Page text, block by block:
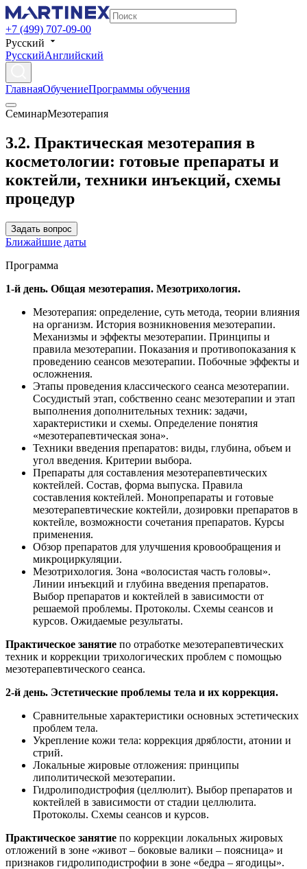
+7 (499) 707-09-00
Русский
РусскийАнглийский
ГлавнаяОбучениеПрограммы обучения
СеминарМезотерапия
3.2. Практическая мезотерапия в
косметологии: готовые препараты и
коктейли, техники инъекций, схемы
процедур
Задать вопрос
Ближайшие даты
Программа
1-й день. Общая мезотерапия. Мезотрихология.
Мезотерапия: определение, суть метода, теории влияния
на организм. История возникновения мезотерапии.
Механизмы и эффекты мезотерапии. Принципы и
правила мезотерапии. Показания и противопоказания к
проведению сеансов мезотерапии. Побочные эффекты и
осложнения.
Этапы проведения классического сеанса мезотерапии.
Сосудистый этап, собственно сеанс мезотерапии и этап
выполнения дополнительных техник: задачи,
характеристики и схемы. Определение понятия
«мезотерапевтическая зона».
Техники введения препаратов: виды, глубина, объем и
угол введения. Критерии выбора.
Препараты для составления мезотерапевтических
коктейлей. Состав, форма выпуска. Правила
составления коктейлей. Монопрепараты и готовые
мезотерапевтические коктейли, дозировки препаратов в
коктейле, возможности сочетания препаратов. Курсы
применения.
Обзор препаратов для улучшения кровообращения и
микроциркуляции.
Мезотрихология. Зона «волосистая часть головы».
Линии инъекций и глубина введения препаратов.
Выбор препаратов и коктейлей в зависимости от
решаемой проблемы. Протоколы. Схемы сеансов и
курсов. Ожидаемые результаты.
Практическое занятие по отработке мезотерапевтических
техник и коррекции трихологических проблем с помощью
мезотерапевтического сеанса.
2-й день. Эстетические проблемы тела и их коррекция.
Сравнительные характеристики основных эстетических
проблем тела.
Укрепление кожи тела: коррекция дряблости, атонии и
стрий.
Локальные жировые отложения: принципы
липолитической мезотерапии.
Гидролиподистрофия (целлюлит). Выбор препаратов и
коктейлей в зависимости от стадии целлюлита.
Протоколы. Схемы сеансов и курсов.
Практическое занятие по коррекции локальных жировых
отложений в зоне «живот – боковые валики – поясница» и
признаков гидролиподистрофии в зоне «бедра – ягодицы».